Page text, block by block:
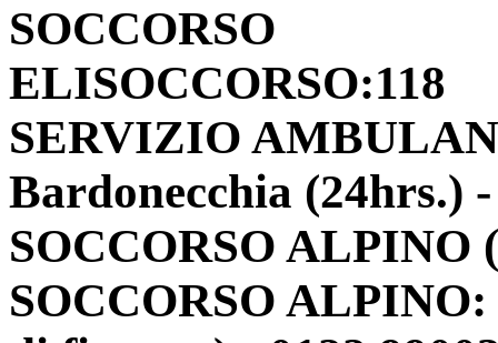
SOCCORSO
ELISOCCORSO:118
SERVIZIO
Bardonecchia (24hrs.)
SOCCORSO ALPINO
SOCCORSO